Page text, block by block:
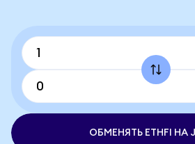
ОБМЕНЯТЬ ETHFI НА